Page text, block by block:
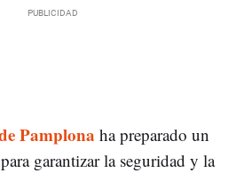
Pamplona ha preparado un
garantizar la seguridad y la